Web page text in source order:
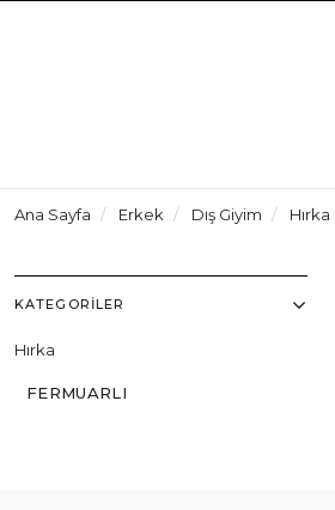
Ana Sayfa Erkek Dış Giyim Hırka
KATEGORILER
Hırka
FERMUARLI